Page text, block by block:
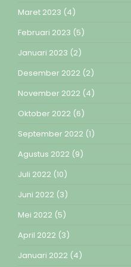
Maret 2023 (4)
Februari 2023 (5)
Januari 2023 (2)
Desember 2022 (2)
November 2022 (4)
Oktober 2022 (6)
September 2022 (1)
Agustus 2022 (9)
Juli 2022 (10)
Juni 2022 (3)
Mei 2022 (5)
April 2022 (3)
Januari 2022 (4)